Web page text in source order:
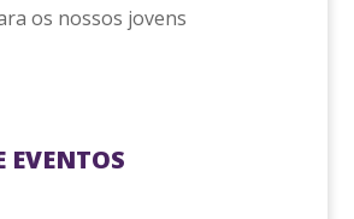
os nossos jovens
EVENTOS